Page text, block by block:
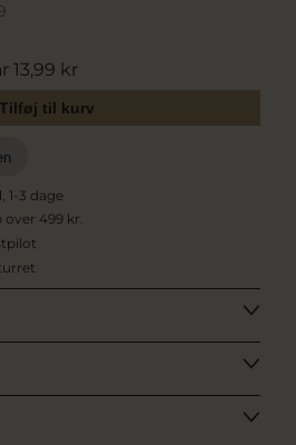
13,99 kr
Tilføj til kurv
1-3 dage
499 kr.